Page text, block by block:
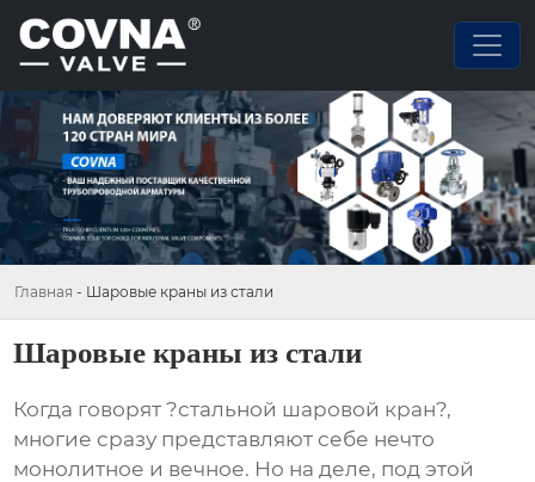
Главная - Шаровые краны из стали
Шаровые краны из стали
Когда говорят ?стальной шаровой кран?,
многие сразу представляют себе нечто
монолитное и вечное. Но на деле, под этой